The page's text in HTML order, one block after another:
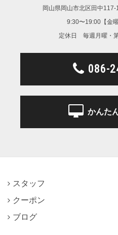
岡山県岡山市北区田中
9:30〜19:00【金
定休日 毎週月曜・
086-
かんた
スタッフ
クーポン
ブログ